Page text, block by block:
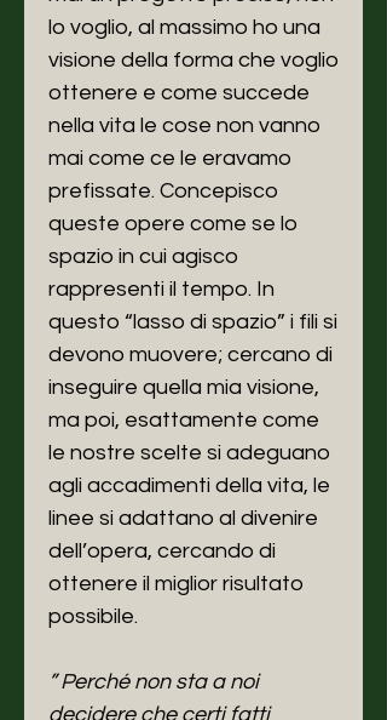
lo voglio, al massimo ho una
visione della forma che voglio
ottenere e come succede
nella vita le cose non vanno
mai come ce le eravamo
prefissate. Concepisco
queste opere come se lo
spazio in cui agisco
rappresenti il tempo. In
questo “lasso di spazio” i fili si
devono muovere; cercano di
inseguire quella mia visione,
ma poi, esattamente come
le nostre scelte si adeguano
agli accadimenti della vita, le
linee si adattano al divenire
dell’opera, cercando di
ottenere il miglior risultato
possibile.
” Perché non sta a noi
decidere che certi fatti